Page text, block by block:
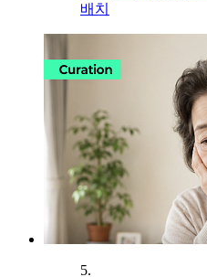
배치
5.